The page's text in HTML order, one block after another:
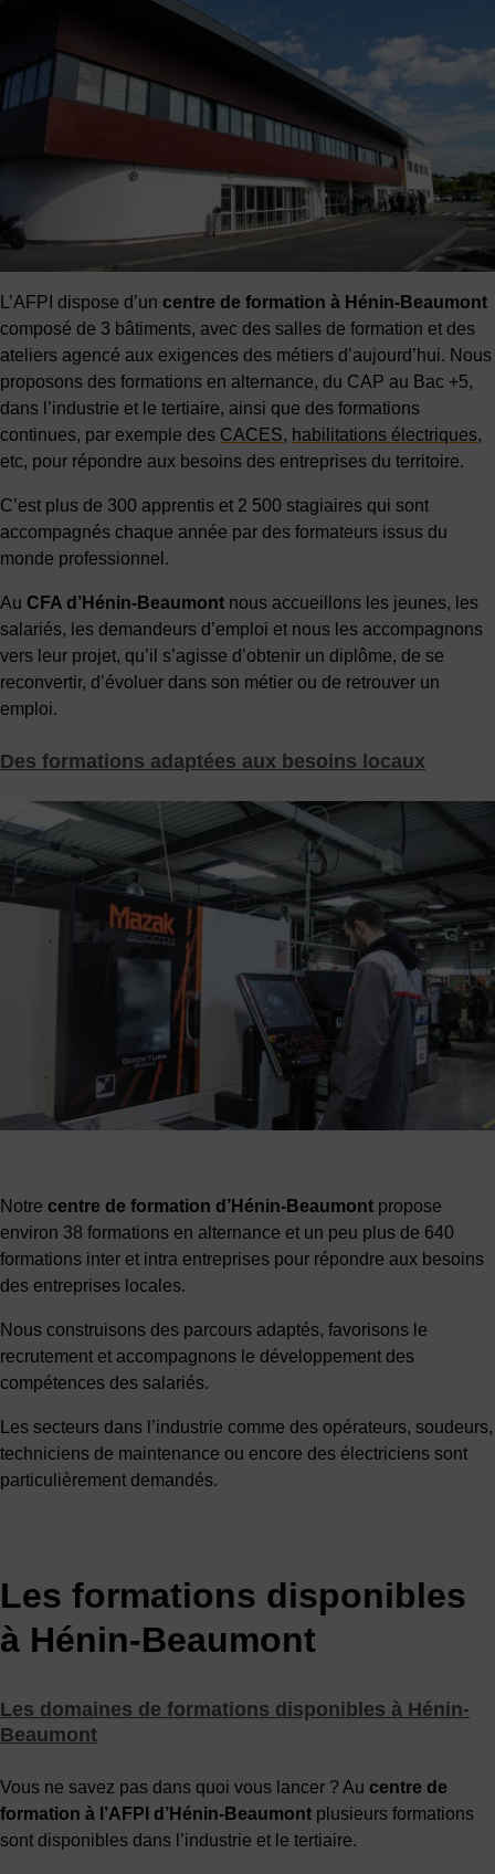
L’AFPI dispose d’un centre de formation à Hénin-Beaumont
composé de 3 bâtiments, avec des salles de formation et des
ateliers agencé aux exigences des métiers d’aujourd’hui. Nous
proposons des formations en alternance, du CAP au Bac +5,
dans l’industrie et le tertiaire, ainsi que des formations
continues, par exemple des CACES, habilitations électriques,
etc, pour répondre aux besoins des entreprises du territoire.
C’est plus de 300 apprentis et 2 500 stagiaires qui sont
accompagnés chaque année par des formateurs issus du
monde professionnel.
Au CFA d’Hénin-Beaumont nous accueillons les jeunes, les
salariés, les demandeurs d’emploi et nous les accompagnons
vers leur projet, qu’il s’agisse d’obtenir un diplôme, de se
reconvertir, d’évoluer dans son métier ou de retrouver un
emploi.
Des formations adaptées aux besoins locaux
Notre centre de formation d’Hénin-Beaumont propose
environ 38 formations en alternance et un peu plus de 640
formations inter et intra entreprises pour répondre aux besoins
des entreprises locales.
Nous construisons des parcours adaptés, favorisons le
recrutement et accompagnons le développement des
compétences des salariés.
Les secteurs dans l’industrie comme des opérateurs, soudeurs,
techniciens de maintenance ou encore des électriciens sont
particulièrement demandés.
Les formations disponibles
à Hénin-Beaumont
Les domaines de formations disponibles à Hénin-
Beaumont
Vous ne savez pas dans quoi vous lancer ? Au centre de
formation à l’AFPI d’Hénin-Beaumont plusieurs formations
sont disponibles dans l’industrie et le tertiaire.